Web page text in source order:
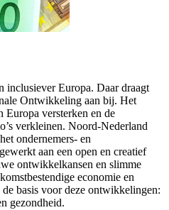
inclusiever Europa. Daar draagt
Ontwikkeling aan bij. Het
Europa versterken en de
verkleinen. Noord-Nederland
ondernemers- en
aan een open en creatief
ontwikkelkansen en slimme
economie en
basis voor deze ontwikkelingen:
gezondheid.